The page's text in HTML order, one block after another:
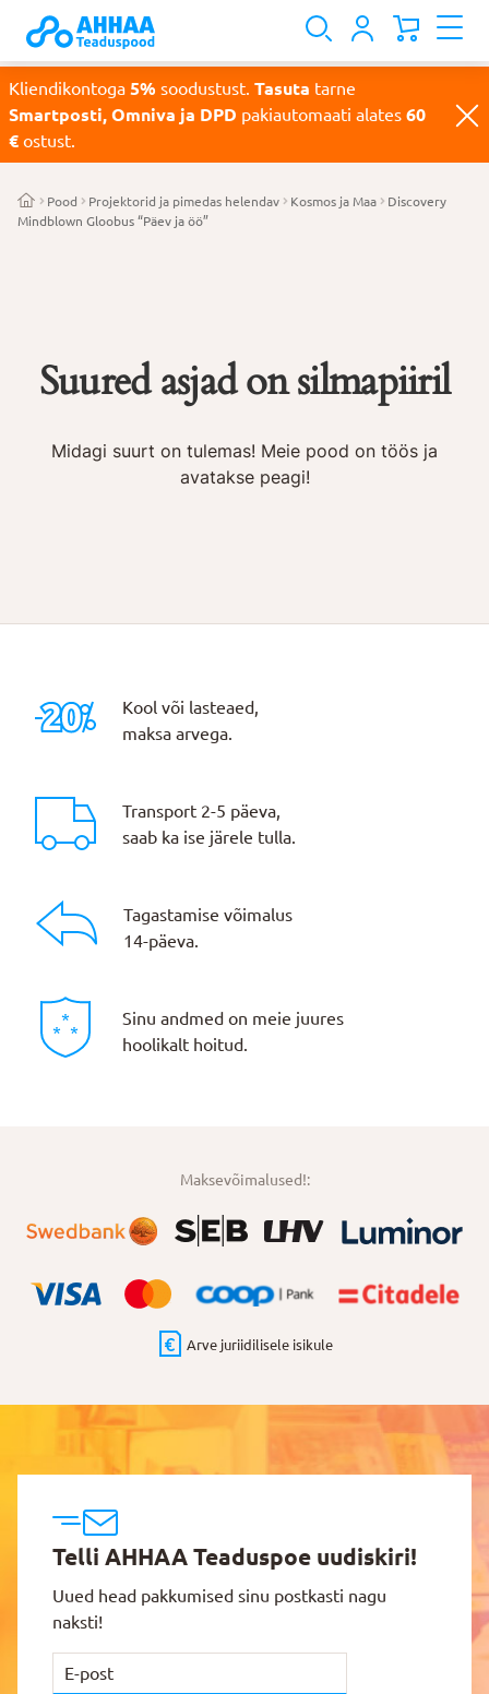
Kliendikontoga 5% soodustust. Tasuta tarne
Smartposti, Omniva ja DPD pakiautomaati alates 60
€ ostust.
Pood Projektorid ja pimedas helendav Kosmos ja Maa
Discovery
Mindblown Gloobus “Päev ja öö”
Suured asjad on silmapiiril
Midagi suurt on tulemas! Meie pood on töös ja
avatakse peagi!
Kool või lasteaed,
maksa arvega.
Transport 2-5 päeva,
saab ka ise järele tulla.
Tagastamise võimalus
14-päeva.
Sinu andmed on meie juures
hoolikalt hoitud.
Maksevõimalused!:
Arve juriidilisele isikule
Telli AHHAA Teaduspoe uudiskiri!
Uued head pakkumised sinu postkasti nagu
naksti!